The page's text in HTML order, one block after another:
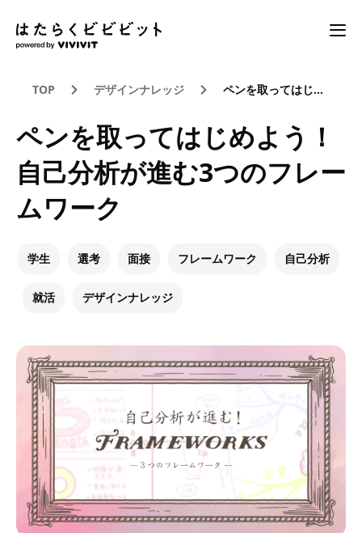
TOP デザインナレッジ ペンを取ってはじめよう！自己分析が進む3つのフレームワーク
ペンを取ってはじめよう！
自己分析が進む3つのフレー
ムワーク
学生 選考 面接 フレームワーク 自己分析
就活 デザインナレッジ